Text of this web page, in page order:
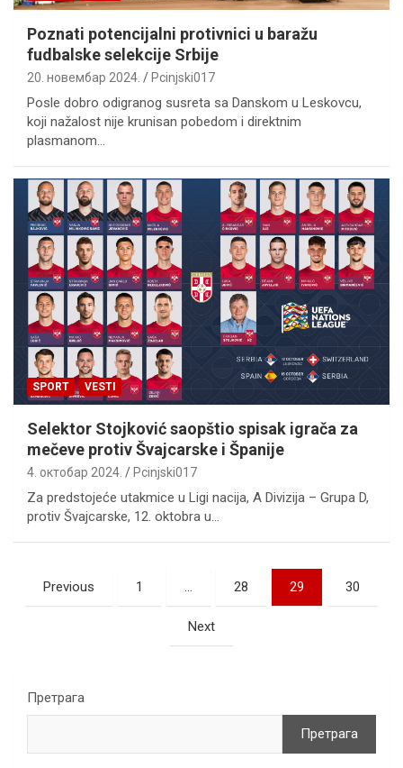
Poznati potencijalni protivnici u baražu
fudbalske selekcije Srbije
20. новембар 2024. Pcinjski017
Posle dobro odigranog susreta sa Danskom u Leskovcu,
koji nažalost nije krunisan pobedom i direktnim
plasmanom…
SPORT VESTI
Selektor Stojković saopštio spisak igrača za
mečeve protiv Švajcarske i Španije
4. октобар 2024. Pcinjski017
Za predstojeće utakmice u Ligi nacija, A Divizija – Grupa D,
protiv Švajcarske, 12. oktobra u…
Пагинација
чланака
Previous 1 … 28 29 30
Next
Претрага
Претрага